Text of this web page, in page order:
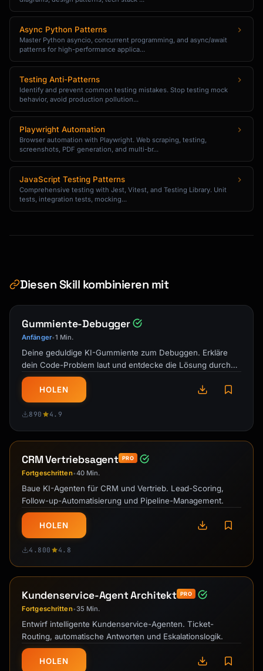
Async Python Patterns
Master Python asyncio, concurrent programming, and async/await
patterns for high-performance applica...
Testing Anti-Patterns
Identify and prevent common testing mistakes. Stop testing mock
behavior, avoid production pollution...
Playwright Automation
Browser automation with Playwright. Web scraping, testing,
screenshots, PDF generation, and multi-br...
JavaScript Testing Patterns
Comprehensive testing with Jest, Vitest, and Testing Library. Unit
tests, integration tests, mocking...
Diesen Skill kombinieren mit
Gummiente-Debugger
Anfänger•1 Min.
Deine geduldige KI-Gummiente zum Debuggen. Erkläre
dein Code-Problem laut und entdecke die Lösung durch
die Kraft des Artikulierens.
HOLEN
890 4.9
CRM Vertriebsagent PRO
Fortgeschritten•40 Min.
Baue KI-Agenten für CRM und Vertrieb. Lead-Scoring,
Follow-up-Automatisierung und Pipeline-Management.
HOLEN
4.800 4.8
Kundenservice-Agent Architekt PRO
Fortgeschritten•35 Min.
Entwirf intelligente Kundenservice-Agenten. Ticket-
Routing, automatische Antworten und Eskalationslogik.
HOLEN